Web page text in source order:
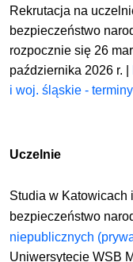
Rekrutacja na
bezpieczeństwo
rozpocznie się 26
października 2026 r. |
i woj. śląskie -
Uczelnie
Studia w Katowicach
bezpieczeństwo
niepublicznych
Uniwersytecie WSB